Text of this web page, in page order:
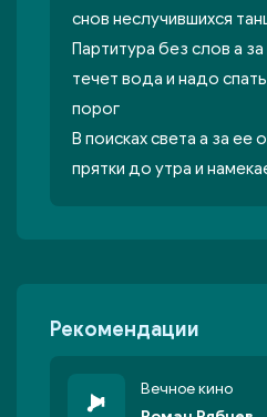
снов неслучившихся
Партитура без слов а
течет вода и надо
порог
В поисках света а за ее
прятки до утра и
Рекомендации
Вечное кино